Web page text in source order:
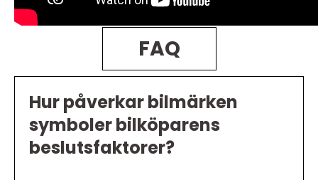
FAQ
Hur påverkar bilmärken
symboler bilköparens
beslutsfaktorer?